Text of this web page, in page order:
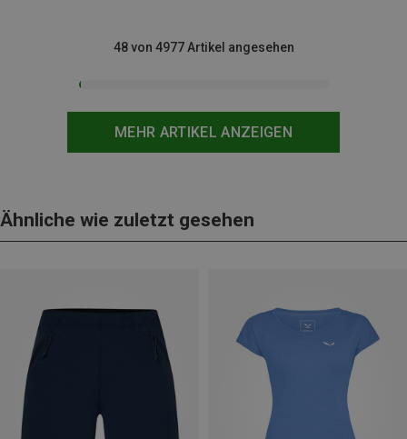
MEHR ARTIKEL ANZEIGEN
48 von 4977 Artikel angesehen
Ähnliche wie zuletzt gesehen